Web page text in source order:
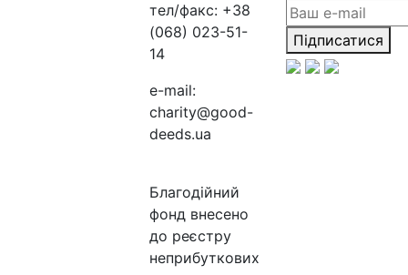
тел/факс: +38
(068) 023-51-
14
e-mail:
charity@good-
deeds.ua
Благодійний
фонд внесено
до реєстру
неприбуткових
Підписатися